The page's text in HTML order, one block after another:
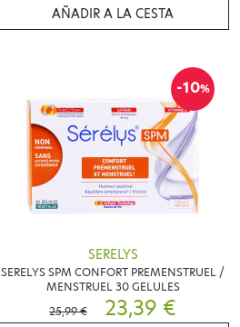
AÑADIR A LA CESTA
-10%
SERELYS
SERELYS SPM CONFORT PREMENSTRUEL /
MENSTRUEL 30 GELULES
25,99 €
23,39 €